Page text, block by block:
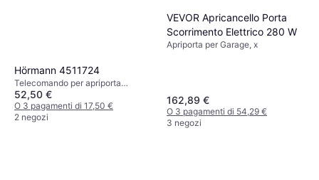
Hörmann 4511724
Telecomando per apriporta
garage, 65x110 mm
52,50 €
O 3 pagamenti di 17,50 €
2 negozi
VEVOR Apricancello Porta
Scorrimento Elettrico 280 W
Apriporta per Garage, x
162,89 €
O 3 pagamenti di 54,29 €
3 negozi